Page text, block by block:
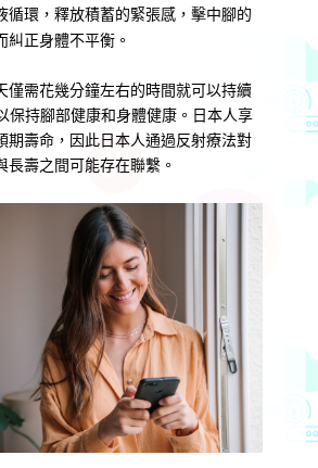
循環，釋放積蓄的緊張感，擊中腳的
糾正身體不平衡。
僅需花幾分鐘左右的時間就可以持續
保持腳部健康和身體健康。日本人享
期壽命，因此日本人通過反射療法對
長壽之間可能存在聯繫。